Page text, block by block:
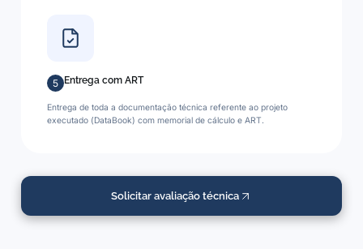
5 Entrega com ART
Entrega de toda a documentação técnica referente ao projeto
executado (DataBook) com memorial de cálculo e ART.
Solicitar avaliação técnica